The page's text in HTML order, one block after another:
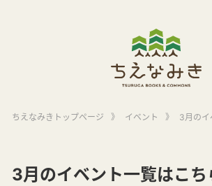
ちえなみきトップページ 》 イベント 》 3月のイ
3月のイベント一覧はこち